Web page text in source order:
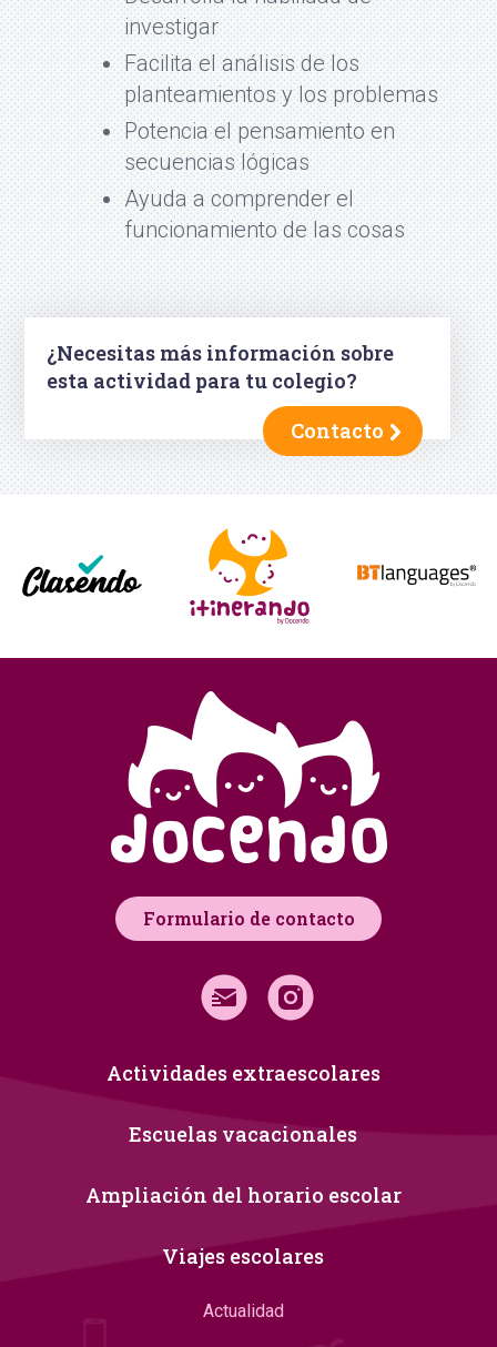
investigar
Facilita el análisis de los
planteamientos y los problemas
Potencia el pensamiento en
secuencias lógicas
Ayuda a comprender el
funcionamiento de las cosas
¿Necesitas más información sobre
esta actividad para tu colegio?
Contacto
Formulario de contacto
Actividades extraescolares
Escuelas vacacionales
Ampliación del horario escolar
Viajes escolares
Actualidad